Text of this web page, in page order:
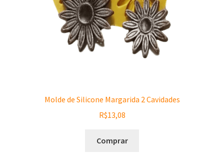
Molde de Silicone Margarida 2 Cavidades
R$13,08
Comprar